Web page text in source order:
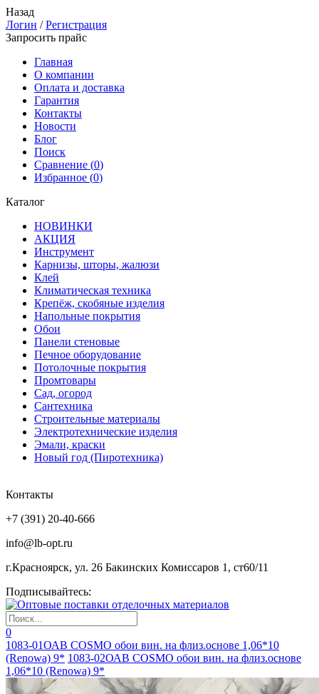
Назад
Логин /Регистрация
Запросить прайс
Главная
О компании
Оплата и доставка
Гарантия
Контакты
Новости
Блог
Поиск
Сравнение (0)
Избранное (0)
Каталог
НОВИНКИ
АКЦИЯ
Инструмент
Карнизы, шторы, жалюзи
Клей
Климатическая техника
Крепёж, скобяные изделия
Напольные покрытия
Обои
Панели стеновые
Печное оборудование
Потолочные покрытия
Промтовары
Сад, огород
Сантехника
Строительные материалы
Электротехнические изделия
Эмали, краски
Новый год (Пиротехника)
Контакты
+7 (391) 20-40-666
info@lb-opt.ru
г.Красноярск, ул. 26 Бакинских Комиссаров 1, ст60/11
Подписывайтесь:
0
1083-01ОАВ COSMO обои вин. на флиз.основе 1,06*10
(Renowa) 9* 1083-02ОАВ COSMO обои вин. на флиз.основе
1,06*10 (Renowa) 9*